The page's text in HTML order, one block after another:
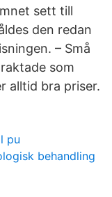
sett till
den redan
– Små
som
alltid bra priser.
pu
behandling